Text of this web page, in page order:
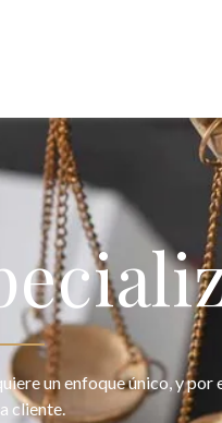
un enfoque único, y
cliente.